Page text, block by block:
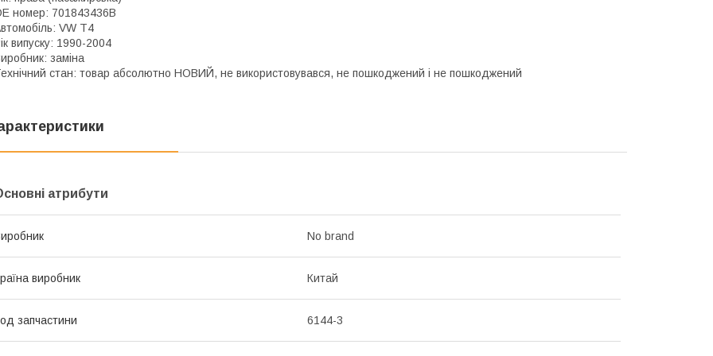
номер: 701843436B
VW T4
випуску: 1990-2004
заміна
стан: товар абсолютно НОВИЙ, не використовувався, не пошкоджений і не пошкоджений
атрибути
No brand
виробник Китай
запчастини 6144-3